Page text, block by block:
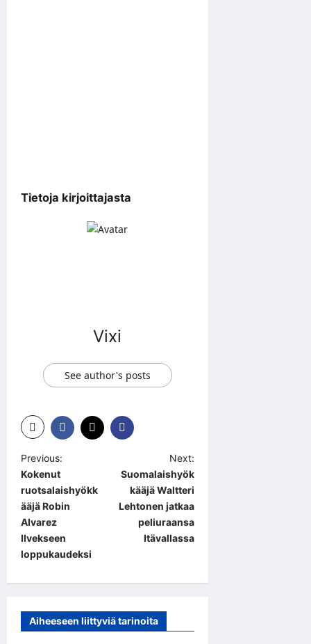
Tietoja kirjoittajasta
Vixi
See author's posts
P
o
s
t
n
i
g
Previous:
Kokenut
ruotsalaishyökk
ääjä Robin
Alvarez
Ilvekseen
loppukaudeksi
Next:
Suomalaishyök
kääjä Waltteri
Lehtonen jatkaa
peliuraansa
Itävallassa
Aiheeseen liittyviä tarinoita